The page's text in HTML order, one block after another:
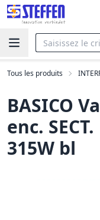
Tous les produits
BASICO
enc.
315W bl